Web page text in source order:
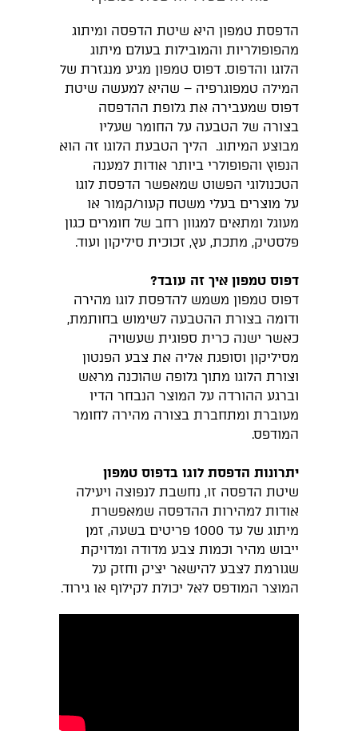
הדפסת טמפון היא שיטת הדפסה ומיתוג
מהפופולריות והמובילות בעולם מיתוג
הלוגו והדפוס. דפוס טמפון מגיע מנגזרת של
המילה טמפוגרפיה – שהיא למעשה שיטת
דפוס שמעבירה את גלופת ההדפסה
בצורה של הטבעה על החומר שעליו
מבוצע המיתוג. הליך הטבעת הלוגו זה הוא
הנפוץ והפופולרי ביותר אודות למענה
הטכנולוגי הפשוט שמאפשר הדפסת לוגו
על מוצרים בעלי משטח קעור/קמור או
מעוגל ומתאים למגוון רחב של חומרים כגון
פלסטיק, מתכת, עץ, זכוכית סיליקון ועוד.
דפוס טמפון איך זה עובד?
דפוס טמפון משמש להדפסת לוגו מהירה
ודומה בצורת ההטבעה לשימוש בחותמת,
כאשר ישנה כרית ספוגית שעשויה
מסיליקון וסופגת אליה את צבע הפנטון
וצורת הלוגו מתוך גלופה שהוכנה מראש
וברגע ההורדה על המוצר הנבחר הדיו
מעוברת ומתחברת בצורה מהירה לחומר
המודפס.
יתרונות הדפסת לוגו בדפוס טמפון
שיטת הדפסה זו, נחשבת לנפוצה ויעילה
אודות למהירות ההדפסה שמאפשרת
מיתוג של עד 1000 פריטים בשעה, זמן
ייבוש מהיר וכמות צבע מדודה ומדויקת
שגורמת לצבע להישאר יציק וחזק על
המוצר המודפס לאל יכולת לקילוף או גירוד.